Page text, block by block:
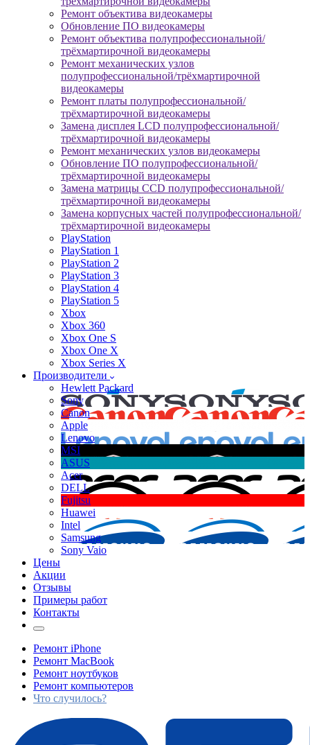
Ремонт объектива видеокамеры
Обновление ПО видеокамеры
Ремонт объектива полупрофессиональной/
трёхмартирочной видеокамеры
Ремонт механических узлов
полупрофессиональной/трёхмартирочной
видеокамеры
Ремонт платы полупрофессиональной/
трёхмартирочной видеокамеры
Замена дисплея LCD полупрофессиональной/
трёхмартирочной видеокамеры
Ремонт механических узлов видеокамеры
Обновление ПО полупрофессиональной/
трёхмартирочной видеокамеры
Замена матрицы CCD полупрофессиональной/
трёхмартирочной видеокамеры
Замена корпусных частей полупрофессиональной/
трёхмартирочной видеокамеры
PlayStation
PlayStation 1
PlayStation 2
PlayStation 3
PlayStation 4
PlayStation 5
Xbox
Xbox 360
Xbox One S
Xbox One X
Xbox Series X
Производители
Hewlett Packard
Sony
Canon
Apple
Lenovo
MSI
ASUS
Acer
DELL
Fujitsu
Huawei
Intel
Samsung
Sony Vaio
Цены
Акции
Отзывы
Примеры работ
Контакты
Ремонт iPhone
Ремонт MacBook
Ремонт ноутбуков
Ремонт компьютеров
Что случилось?